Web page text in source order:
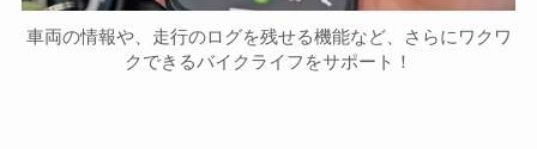
車両の情報や、走行のログを残せる機能など、さらにワクワ
クできるバイクライフをサポート！